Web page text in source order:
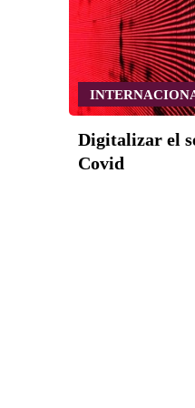
Digitalizar el
Covid